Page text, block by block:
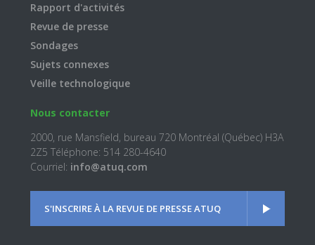
Rapport d'activités
Revue de presse
Sondages
Sujets connexes
Veille technologique
Nous contacter
2000, rue Mansfield, bureau 720 Montréal (Québec) H3A
2Z5 Téléphone: 514 280-4640
Courriel: info@atuq.com
S'INSCRIRE À LA REVUE DE PRESSE ATUQ